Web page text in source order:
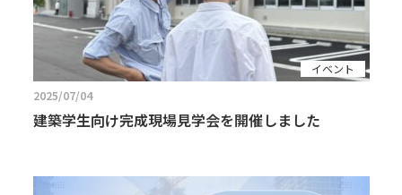
イベント
2025/07/04
建築学生向け完成現場見学会を開催しました